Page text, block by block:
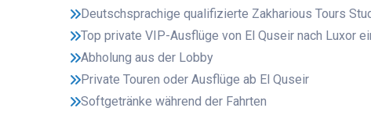
Deutschsprachige qualifizierte Zakharious Tours
Top private VIP-Ausflüge von El Quseir nach Luxor
Abholung aus der Lobby
Private Touren oder Ausflüge ab El Quseir
Softgetränke während der Fahrten